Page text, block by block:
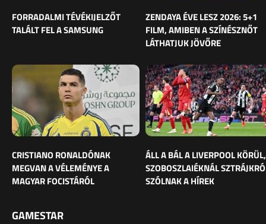
FORRADALMI TÉVÉKIJELZŐT
TALÁLT FEL A SAMSUNG
ZENDAYA ÉVE LESZ 2026: 5+1
FILM, AMIBEN A SZÍNÉSZNŐT
LÁTHATJUK JÖVŐRE
CRISTIANO RONALDÓNAK
MEGVAN A VÉLEMÉNYE A
MAGYAR FOCISTÁRÓL
ÁLL A BÁL A LIVERPOOL KÖRÜL,
SZOBOSZLAIÉKNÁL
SZÓLNAK A HÍREK
GAMESTAR